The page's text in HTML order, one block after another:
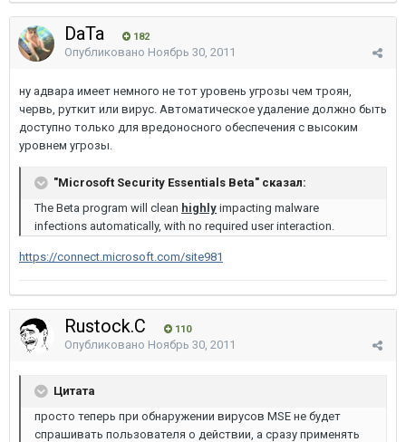
DaTa 182
Опубликовано Ноябрь 30, 2011
ну адвара имеет немного не тот уровень угрозы чем троян,
червь, руткит или вирус. Автоматическое удаление должно быть
доступно только для вредоносного обеспечения с высоким
уровнем угрозы.
"Microsoft Security Essentials Beta" сказал:
The Beta program will clean highly impacting malware
infections automatically, with no required user interaction.
https://connect.microsoft.com/site981
Rustock.C 110
Опубликовано Ноябрь 30, 2011
Цитата
просто теперь при обнаружении вирусов MSE не будет
спрашивать пользователя о действии, а сразу применять